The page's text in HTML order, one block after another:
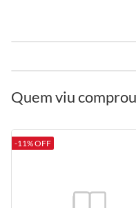
Quem viu
-11% OFF